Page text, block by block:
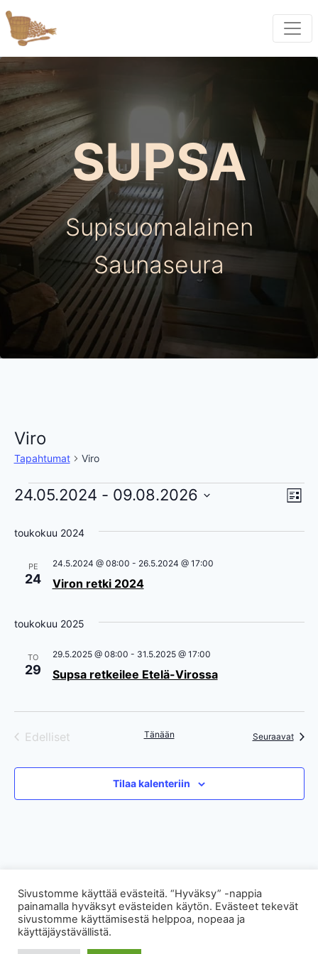
SUPSA
Supisuomalainen
Saunaseura
Viro
Tapahtumat Viro
Tapahtumat Lista
24.05.2024 - 09.08.2026
päivä.
toukokuu 2024
PE
24 Viron retki 2024
24.5.2024 @ 08:00 - 26.5.2024 @ 17:00
toukokuu 2025
TO
29 Supsa retkeilee Etelä-Virossa
29.5.2025 @ 08:00 - 31.5.2025 @ 17:00
Edelliset
Tänään Seuraavat
Tilaa kalenteriin
Created using Styx powered by Wordpress
Sivustomme käyttää evästeitä. “Hyväksy” -nappia
painamalla hyväksyt evästeiden käytön. Evästeet tekevät
sivustomme käyttämisestä helppoa, nopeaa ja
käyttäjäystävällistä.